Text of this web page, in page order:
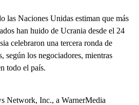
las Naciones Unidas estiman que más
han huido de Ucrania desde el 24
celebraron una tercera ronda de
según los negociadores, mientras
todo el país.
Inc., a WarnerMedia